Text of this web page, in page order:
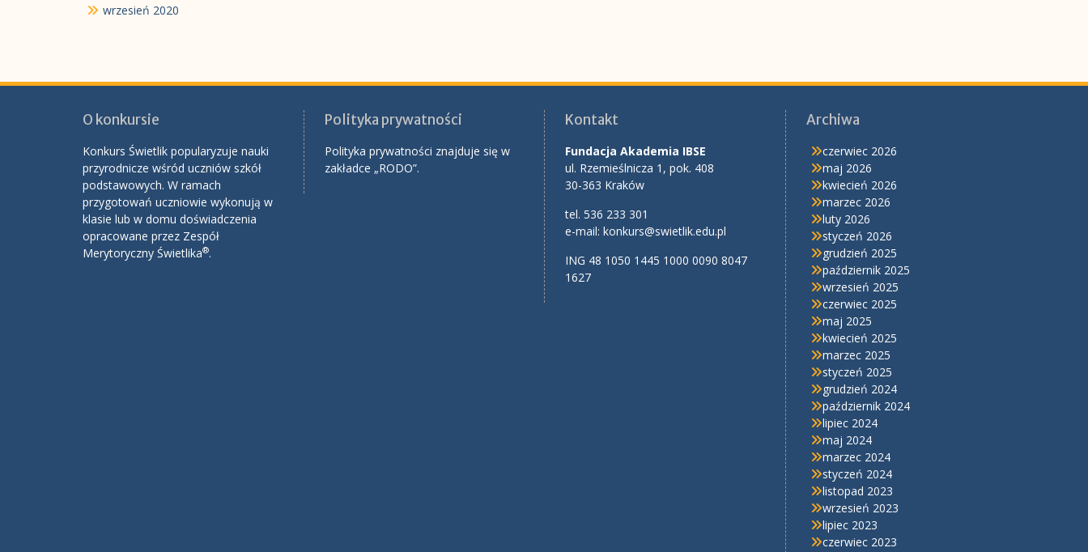
wrzesień 2020
O konkursie
Konkurs Świetlik popularyzuje nauki
przyrodnicze wśród uczniów szkół
podstawowych. W ramach
przygotowań uczniowie wykonują w
klasie lub w domu doświadczenia
opracowane przez Zespół
Merytoryczny Świetlika®.
Polityka prywatności
Polityka prywatności znajduje się w
zakładce „RODO”.
Kontakt
Fundacja Akademia IBSE
ul. Rzemieślnicza 1, pok. 408
30-363 Kraków
tel. 536 233 301
e-mail: konkurs@swietlik.edu.pl
ING 48 1050 1445 1000 0090 8047
1627
Archiwa
czerwiec 2026
maj 2026
kwiecień 2026
marzec 2026
luty 2026
styczeń 2026
grudzień 2025
październik 2025
wrzesień 2025
czerwiec 2025
maj 2025
kwiecień 2025
marzec 2025
styczeń 2025
grudzień 2024
październik 2024
lipiec 2024
maj 2024
marzec 2024
styczeń 2024
listopad 2023
wrzesień 2023
lipiec 2023
czerwiec 2023